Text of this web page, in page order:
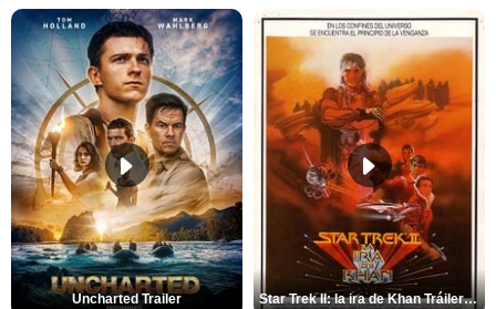
Uncharted Trailer Star Trek II: la ira de Khan Tráiler VO